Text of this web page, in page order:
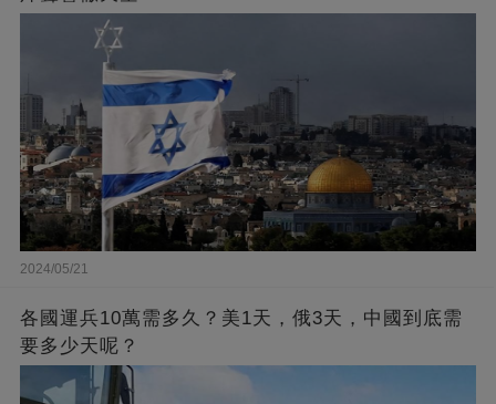
2024/05/21
各國運兵10萬需多久？美1天，俄3天，中國到底需
要多少天呢？